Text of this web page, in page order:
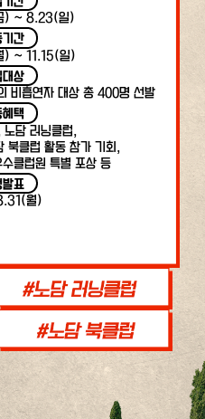
) ~ 8.23(일)
간
~ 11.15(일)
상
비흡연자 대상 총 400명 선발
택
노담 러닝클럽,
북클럽 활동 참가 기회,
클럽원 특별 포상 등
표
월)